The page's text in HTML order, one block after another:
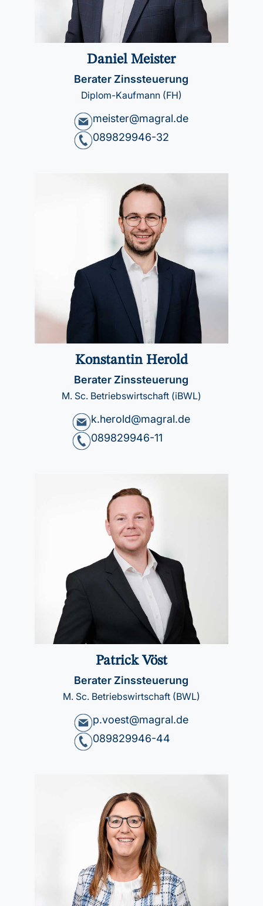
Daniel Meister
Berater Zinssteuerung
Diplom-Kaufmann (FH)
meister@magral.de
089829946-32
Konstantin Herold
Berater Zinssteuerung
M. Sc. Betriebswirtschaft (iBWL)
k.herold@magral.de
089829946-11
Patrick Vöst
Berater Zinssteuerung
M. Sc. Betriebswirtschaft (BWL)
p.voest@magral.de
089829946-44